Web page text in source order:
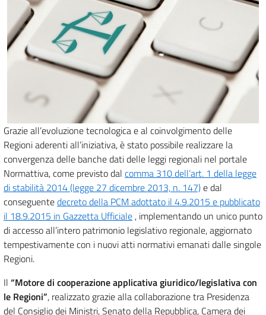
Grazie all’evoluzione tecnologica e al coinvolgimento delle
Regioni aderenti all’iniziativa, è stato possibile realizzare la
convergenza delle banche dati delle leggi regionali nel portale
Normattiva, come previsto dal comma 310 dell’art. 1 della legge
di stabilità 2014 (legge 27 dicembre 2013, n. 147)e dal
conseguentedecreto della PCM adottato il 4.9.2015 e pubblicato
il 18.9.2015 in Gazzetta Ufficiale , implementando un unico punto
di accesso all’intero patrimonio legislativo regionale, aggiornato
tempestivamente con i nuovi atti normativi emanati dalle singole
Regioni.
Il “Motore di cooperazione applicativa giuridico/legislativa con
le Regioni”, realizzato grazie alla collaborazione tra Presidenza
del Consiglio dei Ministri, Senato della Repubblica, Camera dei